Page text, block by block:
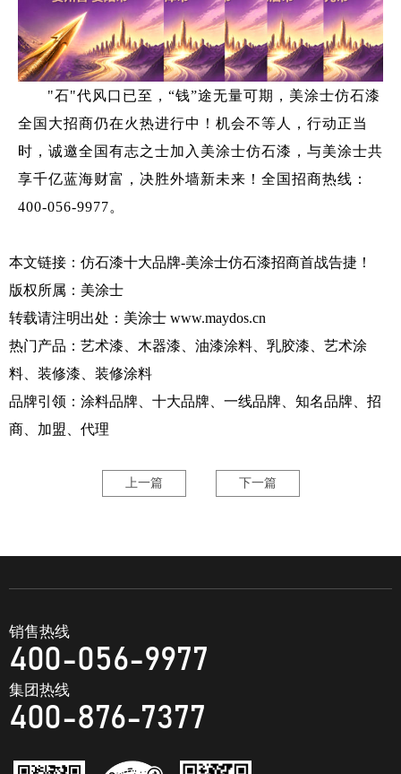
"石"代风口已至，“钱”途无量可期，美涂士仿石漆
全国大招商仍在火热进行中！机会不等人，行动正当
时，诚邀全国有志之士加入美涂士仿石漆，与美涂士共
享千亿蓝海财富，决胜外墙新未来！全国招商热线：
400-056-9977。
本文链接： 仿石漆十大品牌-美涂士仿石漆招商首战告捷！
版权所属： 美涂士
转载请注明出处： 美涂士 www.maydos.cn
热门产品：艺术漆、木器漆、油漆涂料、乳胶漆、艺术涂
料、装修漆、装修涂料
品牌引领：涂料品牌、十大品牌、一线品牌、知名品牌、招
商、加盟、代理
上一篇 下一篇
销售热线
400-056-9977
集团热线
400-876-7377